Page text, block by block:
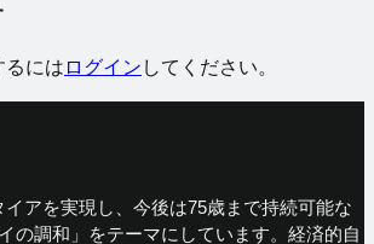
るには ログイン してください。
アを実現し、今後は75歳まで持続可能な
の調和」をテーマにしています。経済的自